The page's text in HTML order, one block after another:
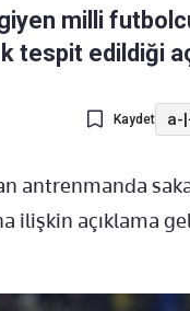
milli
tespit edildiği
Kaydet a-|
antrenmanda
ilişkin açıklama